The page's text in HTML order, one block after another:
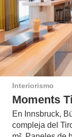
Interiorismo
Moments
En Innsbruck,
compleja del